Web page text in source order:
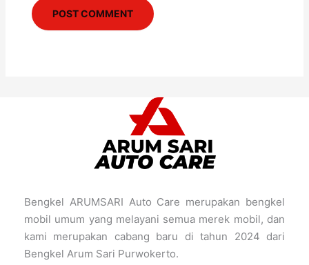
Bengkel ARUMSARI Auto Care merupakan bengkel
mobil umum yang melayani semua merek mobil, dan
kami merupakan cabang baru di tahun 2024 dari
Bengkel Arum Sari Purwokerto.